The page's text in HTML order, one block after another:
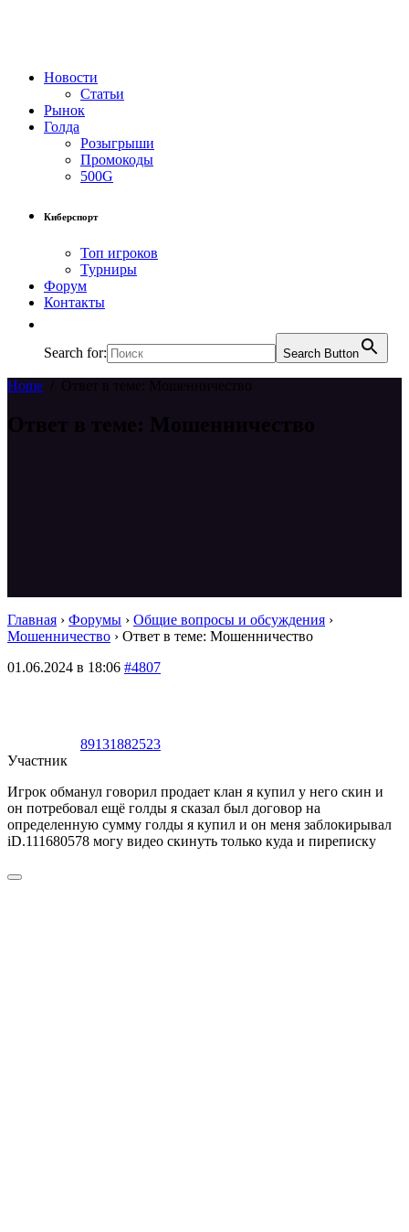
Новости
Статьи
Рынок
Голда
Розыгрыши
Промокоды
500G
Киберспорт
Топ игроков
Турниры
Форум
Контакты
Search for: Search Button
Home Ответ в теме: Мошенничество
Ответ в теме: Мошенничество
Главная › Форумы › Общие вопросы и обсуждения ›
Мошенничество › Ответ в теме: Мошенничество
01.06.2024 в 18:06 #4807
89131882523
Участник
Игрок обманул говорил продает клан я купил у него скин и
он потребовал ещё голды я сказал был договор на
определенную сумму голды я купил и он меня заблокирывал
iD.111680578 могу видео скинуть только куда и пиреписку